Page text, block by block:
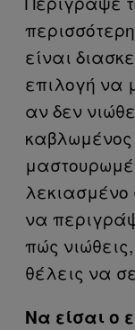
είναι
επιλογή να
αν δεν
να
πώς
θέλεις να
Να είσαι ο